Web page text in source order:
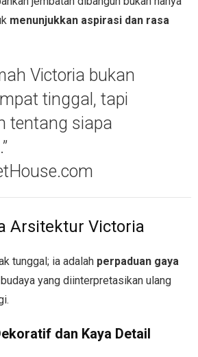
menunjukkan aspirasi dan rasa
Victoria bukan
tinggal, tapi
tentang siapa
Arsitektur Victoria
tunggal; ia adalah perpaduan gaya
yang diinterpretasikan ulang
dan Kaya Detail